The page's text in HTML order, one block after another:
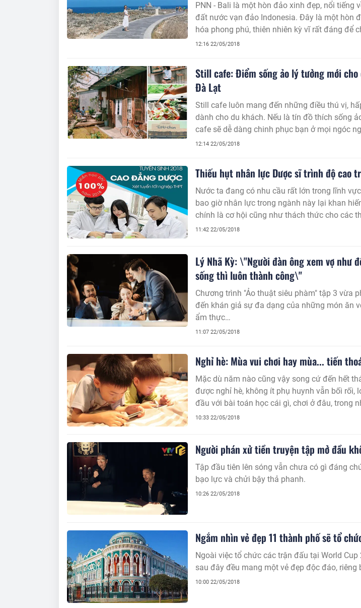
PNN - Bali là một hòn đảo xinh đẹp, nổi tiếng
đất nước vạn đảo Indonesia. Đây là một hòn
hóa phong phú, thiên nhiên kỳ vĩ rất đáng để
khám phá.
12:16 22/05/2018
Still cafe: Điểm sống ảo lý tưởng mới
Đà Lạt
Still cafe luôn mang đến những điều thú vị,
dành cho du khách. Nếu là tín đồ thích sống
cafe sẽ dễ dàng chinh phục bạn ở mọi ngóc
ngoài ngõ.
12:14 22/05/2018
Thiếu hụt nhân lực Dược sĩ trình độ cao
Nước ta đang có nhu cầu rất lớn trong lĩnh
bao giờ nhân lực trong ngành này lại khan
chính là cơ hội cũng như thách thức cho các
tập lĩnh vực này.
11:42 22/05/2018
Lý Nhã Kỳ: \"Người đàn ông xem vợ như
sống thì luôn thành công\"
Chương trình "Ảo thuật siêu phàm" tập 3 vừa
đến khán giả sự đa dạng của những món ăn
ẩm thực…
11:07 22/05/2018
Nghỉ hè: Mùa vui chơi hay mùa... tiến
Mặc dù năm nào cũng vậy song cứ đến hết
được nghỉ hè, không ít phụ huynh vẫn bối rối,
đầu với bài toán học cái gì, chơi ở đâu, trong
10:33 22/05/2018
Người phán xử tiền truyện tập mở đầu
Tập đầu tiên lên sóng vẫn chưa có gì đáng
bạo lực và chửi bậy thả phanh.
10:26 22/05/2018
Ngắm nhìn vẻ đẹp 11 thành phố sẽ tổ
Ngoài việc tổ chức các trận đấu tại World
sau đây đều mang một vẻ đẹp độc đáo, riêng
10:00 22/05/2018